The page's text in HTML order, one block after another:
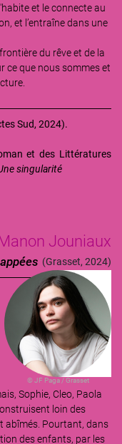
et le connecte au
et l’entraîne dans une
du rêve et de la
ce que nous sommes et
Sud, 2024).
et des Littératures
singularité
Jouniaux
(Grasset, 2024)
© JF Paga / Grasset
Sophie, Cleo, Paola
loin des
abîmés. Pourtant, dans
des enfants, par les